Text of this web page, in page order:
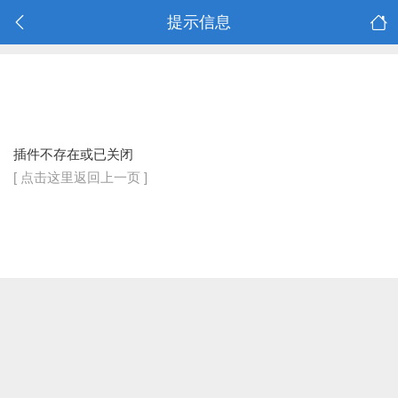
提示信息
插件不存在或已关闭
[ 点击这里返回上一页 ]